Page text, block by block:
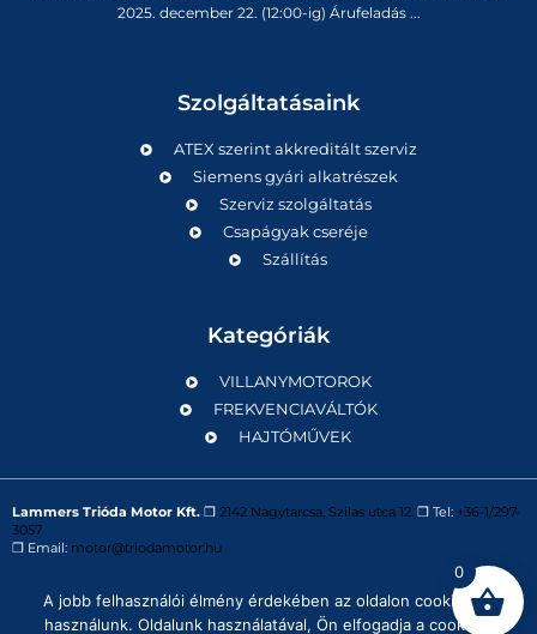
2025. december 22. (12:00-ig) Árufeladás ...
Szolgáltatásaink
ATEX szerint akkreditált szerviz
Siemens gyári alkatrészek
Szerviz szolgáltatás
Csapágyak cseréje
Szállítás
Kategóriák
VILLANYMOTOROK
FREKVENCIAVÁLTÓK
HAJTÓMŰVEK
Lammers Trióda Motor Kft. ❒ 2142 Nagytarcsa, Szilas utca 12. ❒ Tel: +36-1/297-
3057
❒ Email: motor@triodamotor.hu
Powered byDigit-Now Kft.
0
A jobb felhasználói élmény érdekében az oldalon cookie-kat
használunk. Oldalunk használatával, Ön elfogadja a cookie-k